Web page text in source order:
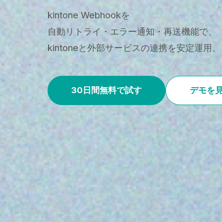
kintone Webhookを
自動リトライ・エラー通知・再送機能で、
kintoneと外部サービスの連携を安定運用。
30日間無料で試す デモを